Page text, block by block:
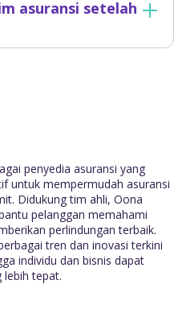
asuransi setelah
penyedia asuransi yang
untuk mempermudah asuransi
Didukung tim ahli, Oona
pelanggan memahami
perlindungan terbaik.
tren dan inovasi terkini
individu dan bisnis dapat
lebih tepat.